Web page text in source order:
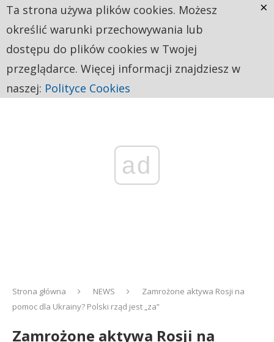
ad
Strona główna NEWS
Zamrożone aktywa Rosji na
pomoc dla Ukrainy? Polski rząd jest „za”
Zamrożone aktywa Rosji na
Ta strona używa plików cookies. Możesz
określić warunki przechowywania lub
dostępu do plików cookies w Twojej
przeglądarce. Więcej informacji znajdziesz w
naszej: Polityce Cookies
×